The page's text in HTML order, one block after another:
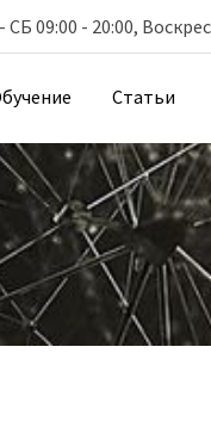
09:00 - 20:00,
Статьи